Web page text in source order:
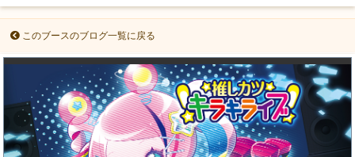
このブースのブログ一覧に戻る